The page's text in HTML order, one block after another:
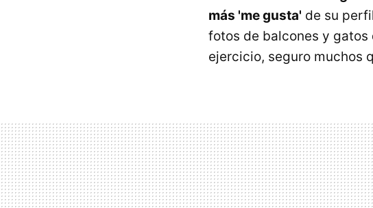
más 'me gusta' de su
fotos de balcones y gatos
ejercicio, seguro muchos